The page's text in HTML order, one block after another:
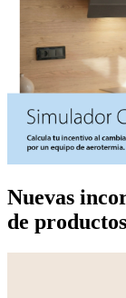
Nuevas
de productos